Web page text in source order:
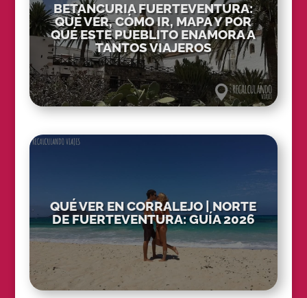
BETANCURIA FUERTEVENTURA:
QUÉ VER, CÓMO IR, MAPA Y POR
QUÉ ESTE PUEBLITO ENAMORA A
TANTOS VIAJEROS
QUÉ VER EN CORRALEJO | NORTE
DE FUERTEVENTURA: GUÍA 2026